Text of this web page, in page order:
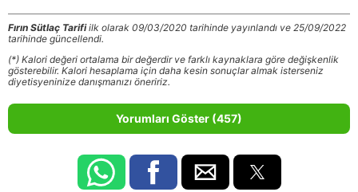
Fırın Sütlaç Tarifiilk olarak 09/03/2020 tarihinde yayınlandı ve 25/09/2022
tarihinde güncellendi.
(*) Kalori değeri ortalama bir değerdir ve farklı kaynaklara göre değişkenlik
gösterebilir. Kalori hesaplama için daha kesin sonuçlar almak isterseniz
diyetisyeninize danışmanızı öneririz.
Yorumları Göster (457)